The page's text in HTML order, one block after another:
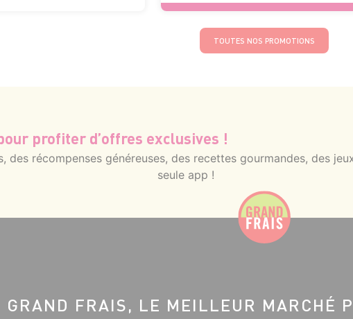
TOUTES NOS PROMOTIONS
profiter d’offres exclusives !
des récompenses généreuses, des recettes gourmandes, des
seule app !
GRAND FRAIS, LE MEILLEUR MARCHÉ